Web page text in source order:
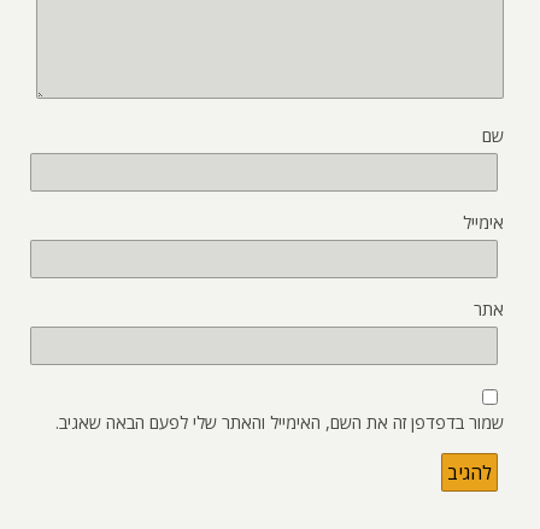
שם
אימייל
אתר
שמור בדפדפן זה את השם, האימייל והאתר שלי לפעם הבאה שאגיב.